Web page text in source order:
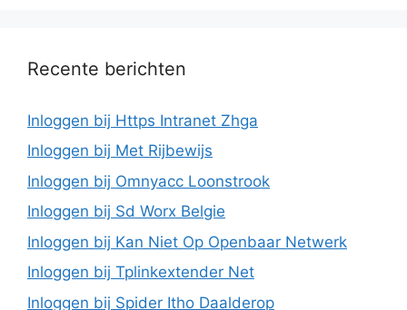
Recente berichten
Inloggen bij Https Intranet Zhga
Inloggen bij Met Rijbewijs
Inloggen bij Omnyacc Loonstrook
Inloggen bij Sd Worx Belgie
Inloggen bij Kan Niet Op Openbaar Netwerk
Inloggen bij Tplinkextender Net
Inloggen bij Spider Itho Daalderop